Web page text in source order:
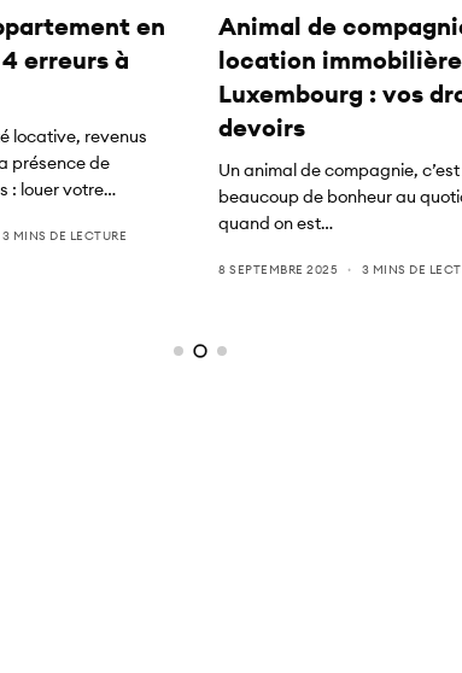
en
erreurs à
locative, revenus
présence de
: louer votre…
3 MINS DE LECTURE
Animal de
location
Luxembourg : vos
devoirs
Un animal de compagnie,
beaucoup de bonheur au
quand on est…
8 SEPTEMBRE 2025 3 MINS DE